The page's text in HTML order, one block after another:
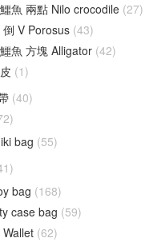
魚 兩點 Nilo crocodile (27)
倒 V Porosus (43)
魚 方塊 Alligator (42)
(1)
(40)
bag (55)
bag (168)
case bag (59)
(62)